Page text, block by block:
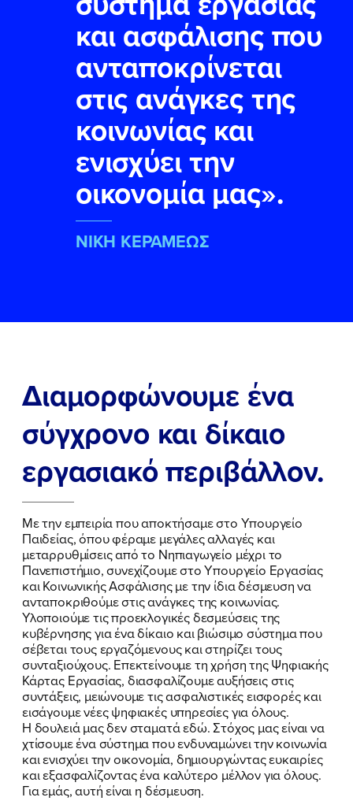
και ασφάλισης που
ανταποκρίνεται
στις ανάγκες της
κοινωνίας και
ενισχύει την
οικονομία μας».
NIKH KEΡΑΜΕΩΣ
Διαμορφώνουμε ένα
σύγχρονο και δίκαιο
εργασιακό περιβάλλον.
Με την εμπειρία που αποκτήσαμε στο Υπουργείο
Παιδείας, όπου φέραμε μεγάλες αλλαγές και
μεταρρυθμίσεις από το Νηπιαγωγείο μέχρι το
Πανεπιστήμιο, συνεχίζουμε στο Υπουργείο Εργασίας
και Κοινωνικής Ασφάλισης με την ίδια δέσμευση να
ανταποκριθούμε στις ανάγκες της κοινωνίας.
Υλοποιούμε τις προεκλογικές δεσμεύσεις της
κυβέρνησης για ένα δίκαιο και βιώσιμο σύστημα που
σέβεται τους εργαζόμενους και στηρίζει τους
συνταξιούχους. Επεκτείνουμε τη χρήση της Ψηφιακής
Κάρτας Εργασίας, διασφαλίζουμε αυξήσεις στις
συντάξεις, μειώνουμε τις ασφαλιστικές εισφορές και
εισάγουμε νέες ψηφιακές υπηρεσίες για όλους.
Η δουλειά μας δεν σταματά εδώ. Στόχος μας είναι να
χτίσουμε ένα σύστημα που ενδυναμώνει την κοινωνία
και ενισχύει την οικονομία, δημιουργώντας ευκαιρίες
και εξασφαλίζοντας ένα καλύτερο μέλλον για όλους.
Για εμάς, αυτή είναι η δέσμευση.